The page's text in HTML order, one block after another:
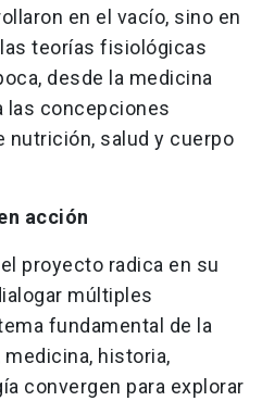
en el vacío, sino en
teorías fisiológicas
desde la medicina
las concepciones
nutrición, salud y cuerpo
acción
proyecto radica en su
múltiples
fundamental de la
historia,
convergen para explorar